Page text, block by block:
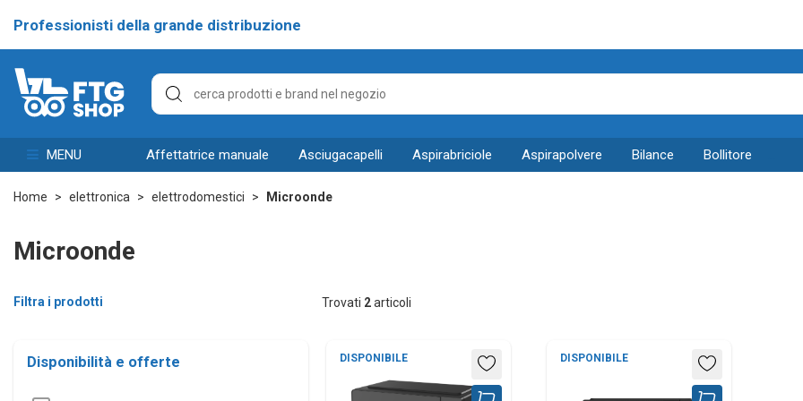
Professionisti della grande distribuzione
MENU affettatrice manuale asciugacapelli aspirabriciole aspirapolvere bilance bollitore
Home elettronica elettrodomestici Microonde
Microonde
Filtra i prodotti
Disponibilità e offerte
Trovati 2articoli
DISPONIBILE DISPONIBILE